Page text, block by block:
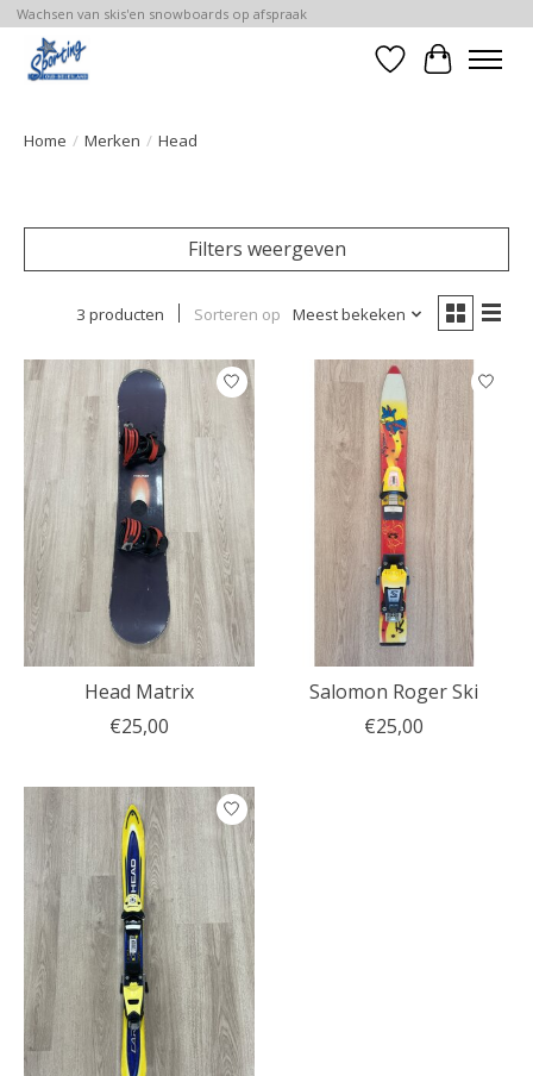
Wachsen van skis'en snowboards op afspraak
Verlanglijst
Home / Merken / Head
Filters weergeven
3 producten Sorteren op Meest bekeken
Head Matrix
€25,00
Salomon Roger Ski
€25,00